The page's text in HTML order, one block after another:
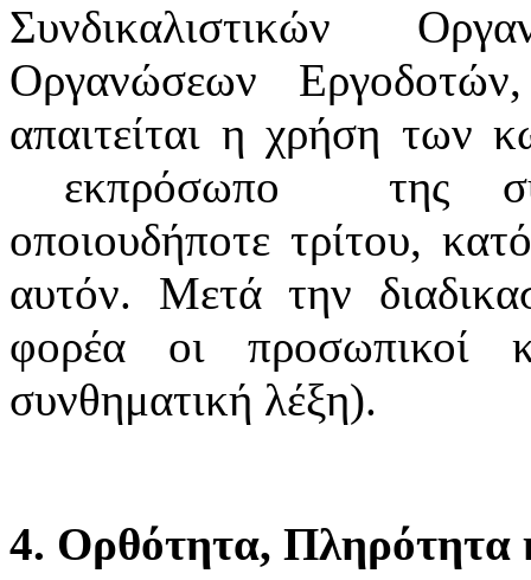
Συνδικαλιστικών
Οργανώσεων
απαιτείται η χρήση των
εκπρόσωπο της
οποιουδήποτε τρίτου,
αυτόν. Μετά την
φορέα οι προσωπικοί
συνθηματική λέξη).
4. Ορθότητα, Πληρότητα